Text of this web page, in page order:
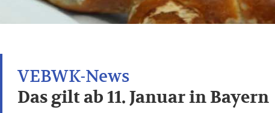
Das gilt ab 11. Januar in Bayern